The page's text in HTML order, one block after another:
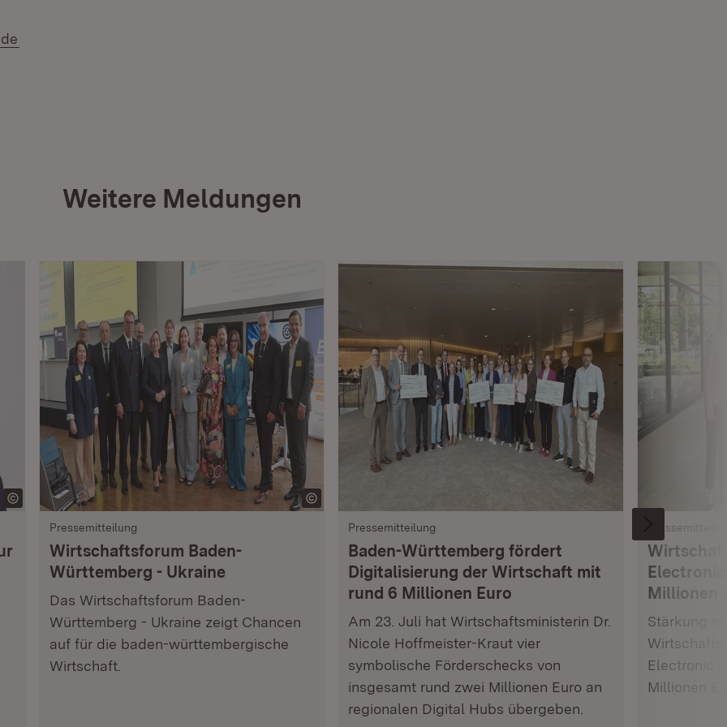
Weitere Meldungen
Pressemitteilung
Wirtschaftsforum Baden-
Württemberg - Ukraine
Das Wirtschaftsforum Baden-
Württemberg - Ukraine zeigt Chancen
auf für die baden-württembergische
Wirtschaft.
Pressemitteilung
Baden-Württemberg fördert
Digitalisierung der Wirtschaft mit
rund 6 Millionen Euro
Am 23. Juli hat Wirtschaftsministerin Dr.
Nicole Hoffmeister-Kraut vier
symbolische Förderschecks von
insgesamt rund zwei Millionen Euro an
regionalen Digital Hubs übergeben.
Millionen
Stärkung
Electronic
Millionen